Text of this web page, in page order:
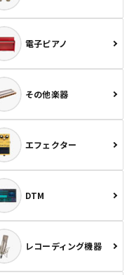
電子ピアノ
その他楽器
エフェクター
DTM
レコーディング機器